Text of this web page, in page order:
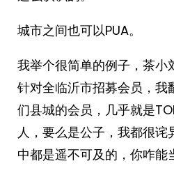
城市之间也可以PUA。
我举个很简单的例子，茶小
针对全临沂市招募会员，我
们县城的会员，几乎就是
人，要么是公子，我都很诧
中都是遥不可及的，你咋能